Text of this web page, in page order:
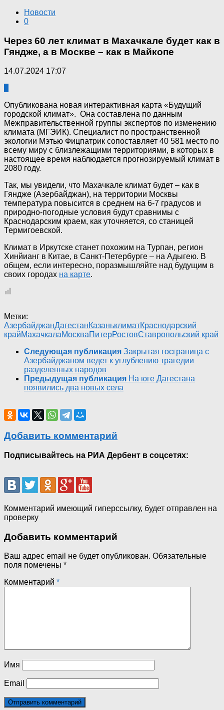
Новости
0
Через 60 лет климат в Махачкале будет как в
Гяндже, а в Москве – как в Майкопе
14.07.2024 17:07
Опубликована новая интерактивная карта «Будущий
городской климат». Она составлена по данным
Межправительственной группы экспертов по изменению
климата (МГЭИК). Специалист по пространственной
экологии Мэтью Фицпатрик сопоставляет 40 581 место по
всему миру с близлежащими территориями, в которых в
настоящее время наблюдается прогнозируемый климат в
2080 году.
Так, мы увидели, что Махачкале климат будет – как в
Гяндже (Азербайджан), на территории Москвы
температура повысится в среднем на 6-7 градусов и
природно-погодные условия будут сравнимы с
Краснодарским краем, как уточняется, со станицей
Термигоевской.
Климат в Иркутске станет похожим на Турпан, регион
Xинйианг в Китае, в Санкт-Петербурге – на Адыгею. В
общем, если интересно, поразмышляйте над будущим в
своих городах на карте.
Метки:
АзербайджанДагестанКазаньклиматКраснодарский
крайМахачкалаМоскваПитерРостовСтавропольский край
Следующая публикация Закрытая госграница с
Азербайджаном ведет к углублению трагедии
разделенных народов
Предыдущая публикация На юге Дагестана
появились два новых села
Добавить комментарий
Подписывайтесь на РИА Дербент в соцсетях:
Комментарий имеющий гиперссылку, будет отправлен на
проверку
Добавить комментарий
Ваш адрес email не будет опубликован. Обязательные
поля помечены *
Комментарий *
Имя
Email